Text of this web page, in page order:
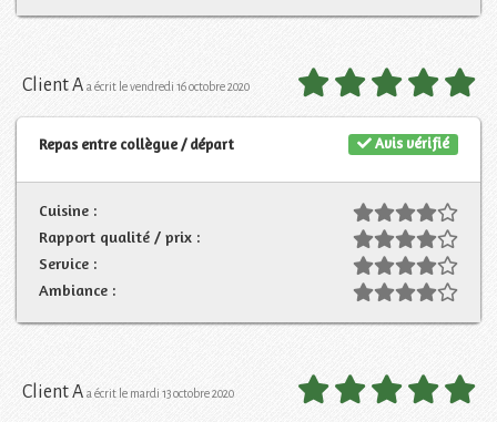
Client A a écrit le vendredi 16 octobre 2020
Avis vérifié
Repas entre collègue / départ
Cuisine :
Rapport qualité / prix :
Service :
Ambiance :
Client A a écrit le mardi 13 octobre 2020